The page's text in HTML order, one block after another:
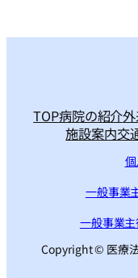
TOP病院の紹介
施設案内交
一般事業
一般事業
Copyright © 医療